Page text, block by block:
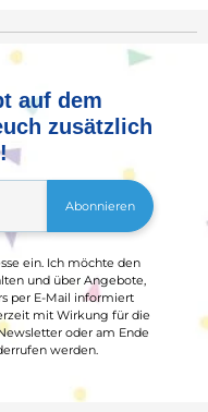
auf dem
zusätzlich
Abonnieren
ein. Ich möchte den
und über Angebote,
per E-Mail informiert
mit Wirkung für die
oder am Ende
werden.